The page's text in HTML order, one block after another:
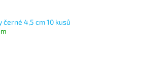
černé 4,5 cm 10 kusů